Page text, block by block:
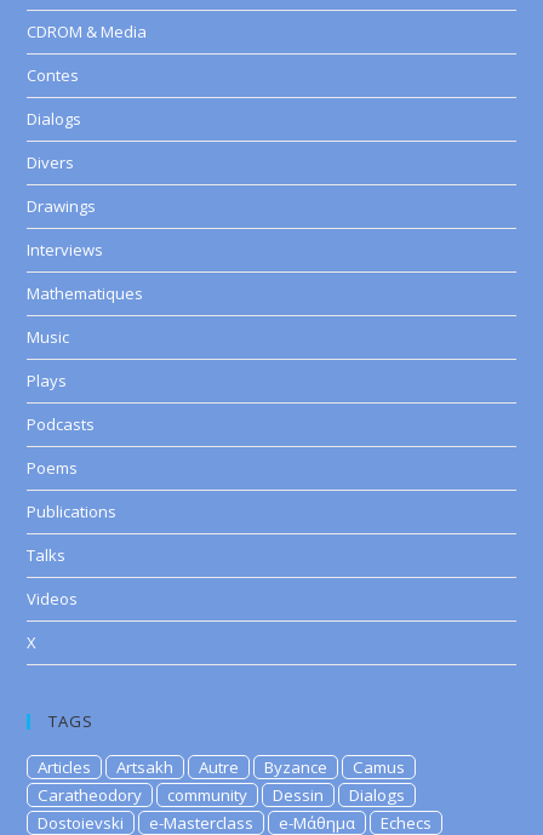
CDROM & Media
Contes
Dialogs
Divers
Drawings
Interviews
Mathematiques
Music
Plays
Podcasts
Poems
Publications
Talks
Videos
X
TAGS
Articles Artsakh Autre Byzance
Camus
Caratheodory
community Dessin
Dialogs
Dostoievski
e-Masterclass e-Μάθημα
Echecs